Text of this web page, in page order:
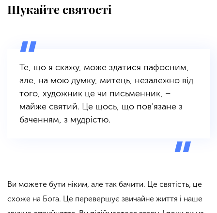
Шукайте святості
Те, що я скажу, може здатися пафосним,
але, на мою думку, митець, незалежно від
того, художник це чи письменник, –
майже святий. Це щось, що пов’язане з
баченням, з мудрістю.
Ви можете бути ніким, але так бачити. Це святість, це
схоже на Бога. Це перевершує звичайне життя і наше